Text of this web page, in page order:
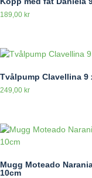
189,00 kr
Tvålpump Clavellina 9
249,00 kr
Mugg Moteado
10cm